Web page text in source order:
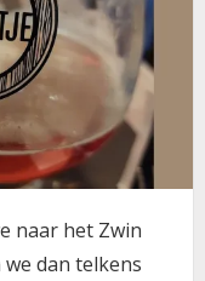
naar het Zwin
dan telkens